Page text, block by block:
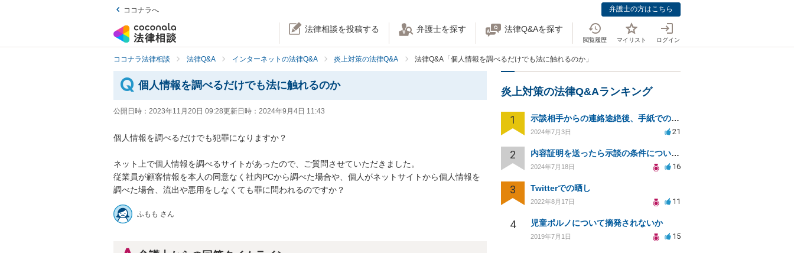
ココナラへ 弁護士の方はこちら
法律相談を投稿する 弁護士を探す 法律Q&Aを探す
閲覧履歴 マイリスト ログイン
ココナラ法律相談 法律Q&A インターネットの法律Q&A 炎上対策の法律Q&A 法律Q&A「個人情報を調べるだけでも法に触れるのか」
個人情報を調べるだけでも法に触れるのか
公開日時： 2023年11月20日 09:28更新日時： 2024年9月4日 11:43
個人情報を調べるだけでも犯罪になりますか？
ネット上で個人情報を調べるサイトがあったので、ご質問させていただきました。
従業員が顧客情報を本人の同意なく社内PCから調べた場合や、個人がネットサイトから個人情報を
調べた場合、流出や悪用をしなくても罪に問われるのですか？
ふもも さん
炎上対策の法律Q&Aランキング
1 示談相手からの連絡途絶後、手紙での対応方法を相談
2024年7月3日 21
2 内容証明を送ったら示談の条件について検討すると言った相手がSNSでいつも通り生きている。頭に来ます。
2024年7月18日 16
3 Twitterでの晒し
2022年8月17日 11
4 児童ポルノについて摘発されないか
2019年7月1日 15